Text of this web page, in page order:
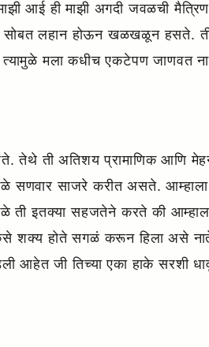
आई ही माझी अगदी जवळची
लहान होऊन खळखळून हसते. ती
मला कधीच एकटेपण जाणवत
ती अतिशय प्रामाणिक आणि
सणवार साजरे करीत असते.
इतक्या सहजतेने करते की आम्हाला
होते सगळं करून हिला असे नाते
आहेत जी तिच्या एका हाके सरशी